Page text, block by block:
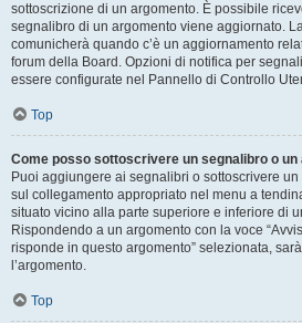
sottoscrizione di un argomento. È possibile
segnalibro di un argomento viene aggiornato.
comunicherà quando c’è un aggiornamento
forum della Board. Opzioni di notifica per
essere configurate nel Pannello di Controllo
Top
Come posso sottoscrivere un segnalibro o
Puoi aggiungere ai segnalibri o sottoscrivere
sul collegamento appropriato nel menu a
situato vicino alla parte superiore e inferiore di
Rispondendo a un argomento con la voce
risponde in questo argomento” selezionata,
l’argomento.
Top